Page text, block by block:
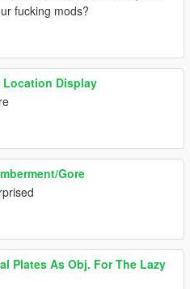
fucking mods?
Location Display
Gore
Plates As Obj. For The Lazy